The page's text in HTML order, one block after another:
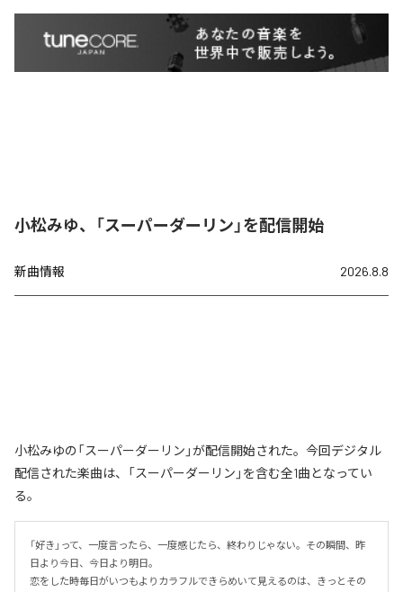
小松みゆ、「スーパーダーリン」を配信開始
新曲情報 2026.8.8
小松みゆの「スーパーダーリン」が配信開始された。今回デジタル
配信された楽曲は、「スーパーダーリン」を含む全1曲となってい
る。
「好き」って、一度言ったら、一度感じたら、終わりじゃない。その瞬間、昨
日より今日、今日より明日。
恋をした時毎日がいつもよりカラフルできらめいて見えるのは、きっとその